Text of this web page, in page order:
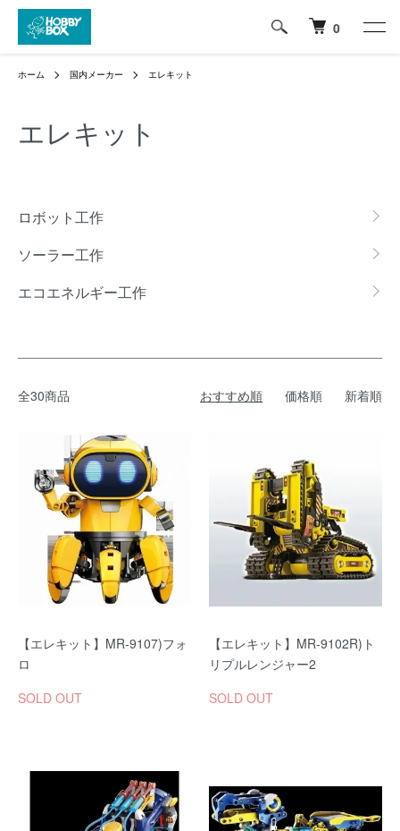
0
ホーム 国内メーカー エレキット
エレキット
ロボット工作
ソーラー工作
エコエネルギー工作
全30商品 おすすめ順 価格順 新着順
【エレキット】MR-9107)フォ
ロ
SOLD OUT
【エレキット】MR-9102R)ト
リプルレンジャー2
SOLD OUT